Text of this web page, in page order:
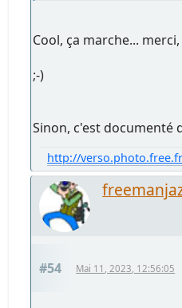
Cool, ça marche... merci,
;-)
Sinon, c'est documenté
http://
#54 Mai 11, 2023, 12:56:05